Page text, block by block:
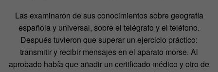
Las examinaron de sus conocimientos sobre geografía
española y universal, sobre el telégrafo y el teléfono.
Después tuvieron que superar un ejercicio práctico:
transmitir y recibir mensajes en el aparato morse. Al
aprobado había que añadir un certificado médico y otro de